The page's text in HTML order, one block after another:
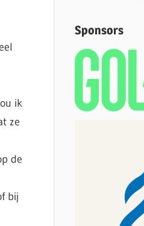
ik
ze
de
bij
Sponsors